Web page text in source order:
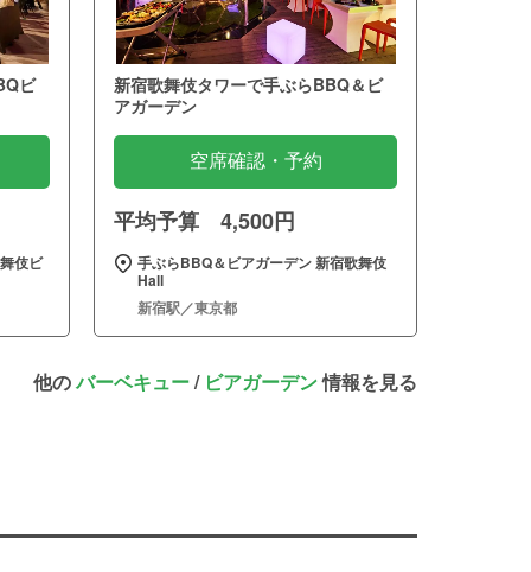
ビ
伎ビ
新宿歌舞伎タワーで手ぶらBBQ＆ビ
アガーデン
空席確認・予約
平均予算 4,500円
手ぶらBBQ＆ビアガーデン 新宿歌舞伎
Hall
新宿駅／東京都
他のバーベキュー/ ビアガーデン情報を見る